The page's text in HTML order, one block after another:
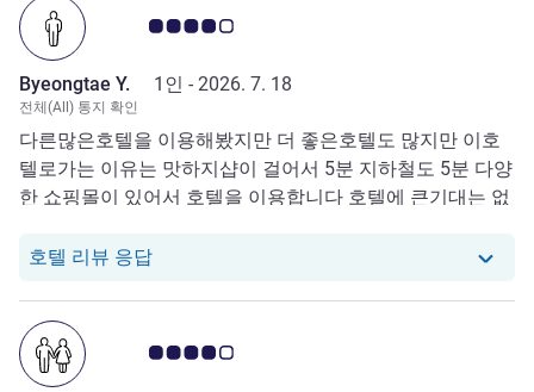
고객 평점 4.0/5
Byeongtae Y. 1인 - 2026. 7. 18
전체(All) 통지 확인
다른많은호텔을 이용해봤지만 더 좋은호텔도 많지만 이호
텔로가는 이유는 맛하지샵이 걸어서 5분 지하철도 5분 다양
한 쇼핑몰이 있어서 호텔을 이용합니다 호텔에 큰기대는 없
호텔 리뷰 응답당 호텔에서는 Byeongtae Y.로부터의 리뷰에
고객 평점 4.0/5